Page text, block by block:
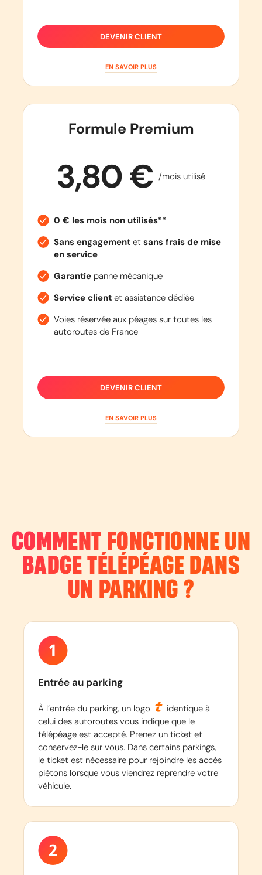
DEVENIR CLIENT
EN SAVOIR PLUS
Formule Premium
3,80 € /mois utilisé
0 € les mois non utilisés**
Sans engagementet sans frais de mise
en service
Garantiepanne mécanique
Service clientet assistance dédiée
Voies réservée aux péages sur toutes les
autoroutes de France
DEVENIR CLIENT
EN SAVOIR PLUS
COMMENT FONCTIONNE UN
BADGE TÉLÉPÉAGE DANS
UN PARKING ?
Entrée au parking
À l’entrée du parking, un logo
identique à
celui des autoroutes vous indique que le
télépéage est accepté. Prenez un ticket et
conservez-le sur vous. Dans certains parkings,
le ticket est nécessaire pour rejoindre les accès
piétons lorsque vous viendrez reprendre votre
véhicule.